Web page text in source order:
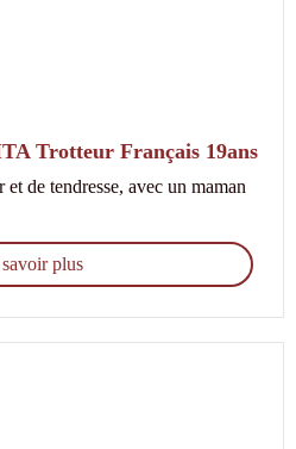
Trotteur Français 19ans
de tendresse, avec un maman
plus